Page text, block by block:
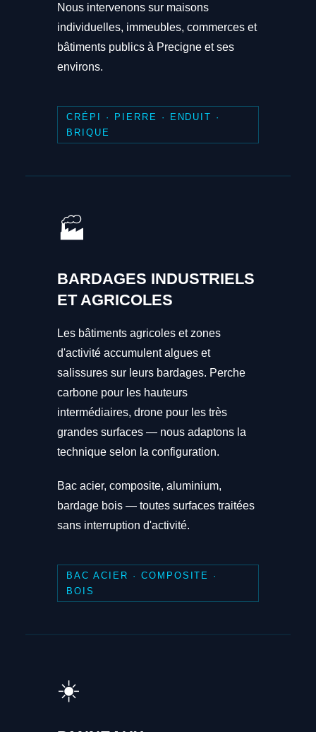
Nous intervenons sur maisons
individuelles, immeubles, commerces et
bâtiments publics à Precigne et ses
environs.
CRÉPI · PIERRE · ENDUIT ·
BRIQUE
🏭
BARDAGES INDUSTRIELS
ET AGRICOLES
Les bâtiments agricoles et zones
d'activité accumulent algues et
salissures sur leurs bardages. Perche
carbone pour les hauteurs
intermédiaires, drone pour les très
grandes surfaces — nous adaptons la
technique selon la configuration.
Bac acier, composite, aluminium,
bardage bois — toutes surfaces traitées
sans interruption d'activité.
BAC ACIER · COMPOSITE ·
BOIS
☀️